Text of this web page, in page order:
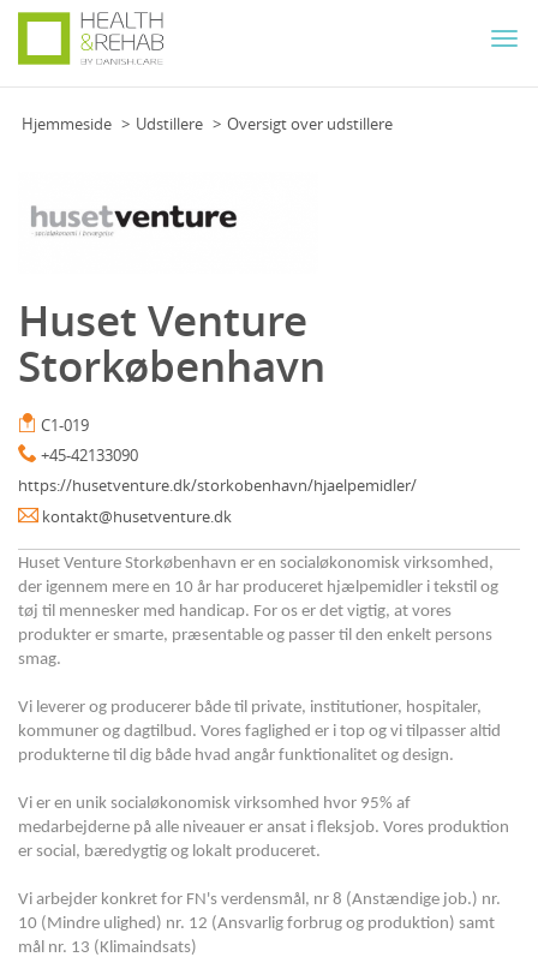
Hjemmeside Udstillere Oversigt over udstillere
Huset Venture
Storkøbenhavn
C1-019
+45-42133090
https://husetventure.dk/storkobenhavn/hjaelpemidler/
kontakt@husetventure.dk
Huset Venture Storkøbenhavn er en socialøkonomisk virksomhed,
der igennem mere en 10 år har produceret hjælpemidler i tekstil og
tøj til mennesker med handicap. For os er det vigtig, at vores
produkter er smarte, præsentable og passer til den enkelt persons
smag.
Vi leverer og producerer både til private, institutioner, hospitaler,
kommuner og dagtilbud. Vores faglighed er i top og vi tilpasser altid
produkterne til dig både hvad angår funktionalitet og design.
Vi er en unik socialøkonomisk virksomhed hvor 95% af
medarbejderne på alle niveauer er ansat i fleksjob. Vores produktion
er social, bæredygtig og lokalt produceret.
Vi arbejder konkret for FN's verdensmål, nr 8 (Anstændige job.) nr.
10 (Mindre ulighed) nr. 12 (Ansvarlig forbrug og produktion) samt
mål nr. 13 (Klimaindsats)